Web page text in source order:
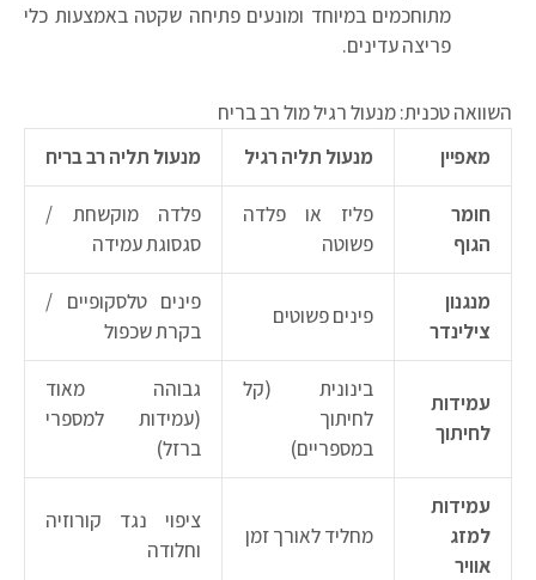
מתוחכמים במיוחד ומונעים פתיחה שקטה באמצעות כלי
פריצה עדינים.
השוואה טכנית: מנעול רגיל מול רב בריח
מאפיין
מנעול תליה רגיל מנעול תליה רב בריח
חומר
הגוף
פליז או פלדה
פשוטה
פלדה מוקשחת /
סגסוגת עמידה
מנגנון
צילינדר
פינים פשוטים
פינים טלסקופיים /
בקרת שכפול
עמידות
לחיתוך
בינונית (קל
לחיתוך
במספריים)
גבוהה מאוד
(עמידות למספרי
ברזל)
עמידות
למזג
אוויר
מחליד לאורך זמן
ציפוי נגד קורוזיה
וחלודה